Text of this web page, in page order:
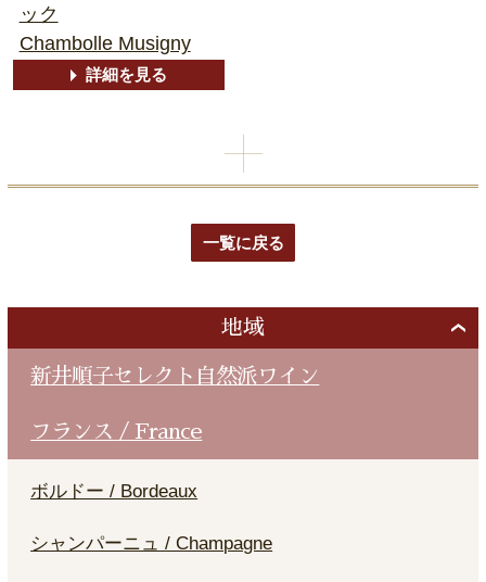
ック
Chambolle Musigny
詳細を見る
一覧に戻る
地域
新井順子セレクト自然派ワイン
フランス / France
ボルドー / Bordeaux
シャンパーニュ / Champagne